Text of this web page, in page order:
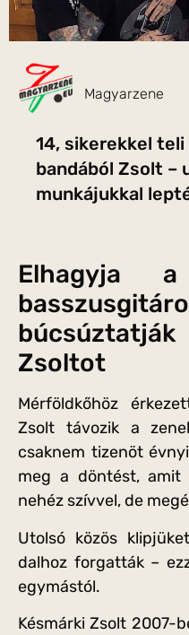
Magyarzene
14, sikerekkel
bandából Zsolt –
munkájukkal
Elhagyja
Zsoltot
Mérföldkőhöz
Zsolt távozik a
csaknem tizenöt
meg a döntést,
nehéz szívvel, de
Utolsó közös
dalhoz forgatták –
egymástól.
Késmárki Zsolt 2007-